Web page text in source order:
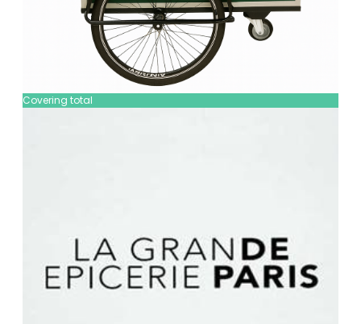
Covering total